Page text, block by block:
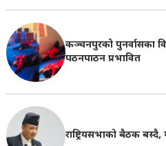
कञ्चनपुरको पुनर्वासका
पठनपाठन प्रभावित
राष्ट्रियसभाको बैठक